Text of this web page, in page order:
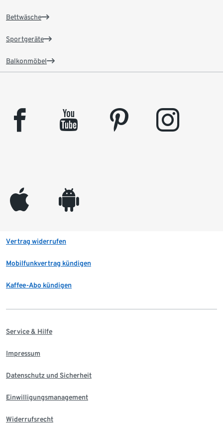
Bettwäsche
Sportgeräte
Balkonmöbel
facebook youtube pinterest instagram
appleinc android
Vertrag widerrufen
Mobilfunkvertrag kündigen
Kaffee-Abo kündigen
Service & Hilfe
Impressum
Datenschutz und Sicherheit
Einwilligungsmanagement
Widerrufsrecht